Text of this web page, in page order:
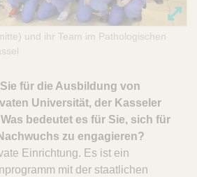
und ihr Team im Pathologischen
für die Ausbildung von
Universität, der Kasseler
bedeutet es für Sie, sich für
zu engagieren?
Einrichtung. Es ist ein
mit der staatlichen